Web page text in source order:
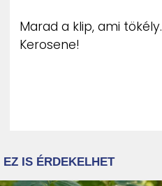
Marad a klip, ami tökély.
Kerosene!